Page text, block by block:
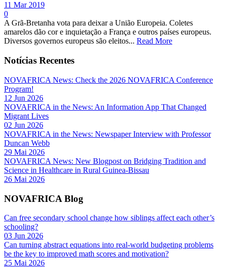
11 Mar 2019
0
A Grã-Bretanha vota para deixar a União Europeia. Coletes
amarelos dão cor e inquietação a França e outros países europeus.
Diversos governos europeus são eleitos... Read More
Notícias Recentes
NOVAFRICA News: Check the 2026 NOVAFRICA Conference
Program!
12 Jun 2026
NOVAFRICA in the News: An Information App That Changed
Migrant Lives
02 Jun 2026
NOVAFRICA in the News: Newspaper Interview with Professor
Duncan Webb
29 Mai 2026
NOVAFRICA News: New Blogpost on Bridging Tradition and
Science in Healthcare in Rural Guinea-Bissau
26 Mai 2026
NOVAFRICA Blog
Can free secondary school change how siblings affect each other’s
schooling?
03 Jun 2026
Can turning abstract equations into real-world budgeting problems
be the key to improved math scores and motivation?
25 Mai 2026